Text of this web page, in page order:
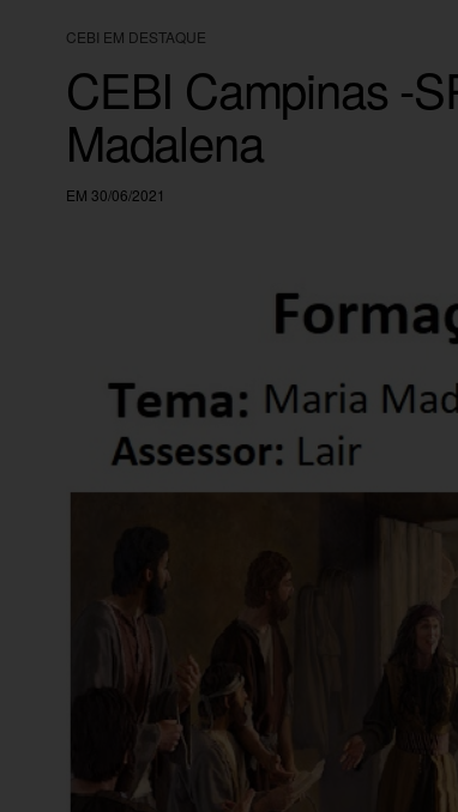
CEBI EM DESTAQUE
CEBI Campinas -
Madalena
EM 30/06/2021